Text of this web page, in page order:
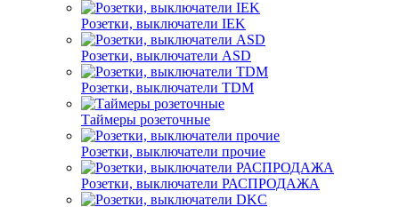
Розетки, выключатели IEK
Розетки, выключатели ASD
Розетки, выключатели TDM
Таймеры розеточные
Розетки, выключатели прочие
Розетки, выключатели РАСПРОДАЖА